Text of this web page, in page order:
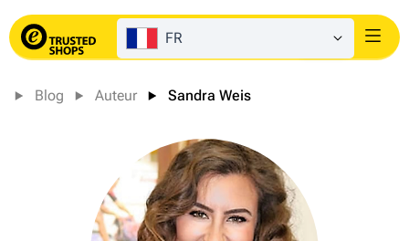
FR Login
Blog Auteur Sandra Weis